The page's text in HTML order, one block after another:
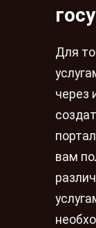
Для
через
вам